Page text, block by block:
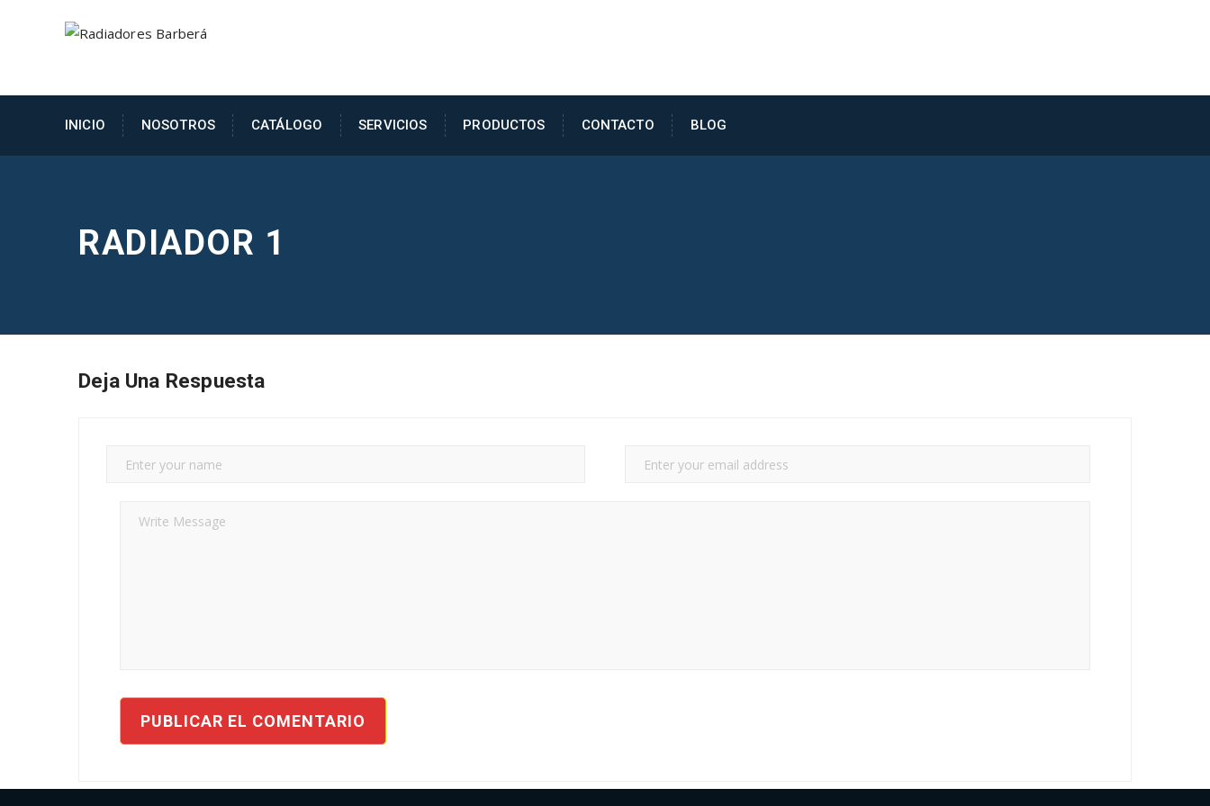
INICIO NOSOTROS CATÁLOGO SERVICIOS PRODUCTOS CONTACTO BLOG
RADIADOR 1
Deja Una Respuesta